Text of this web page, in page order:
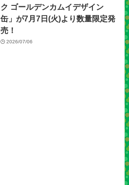
ク ゴールデンカムイデザイン
缶」が7月7日(火)より数量限定発
売！
2026/07/06